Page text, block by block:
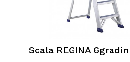
Scala REGINA